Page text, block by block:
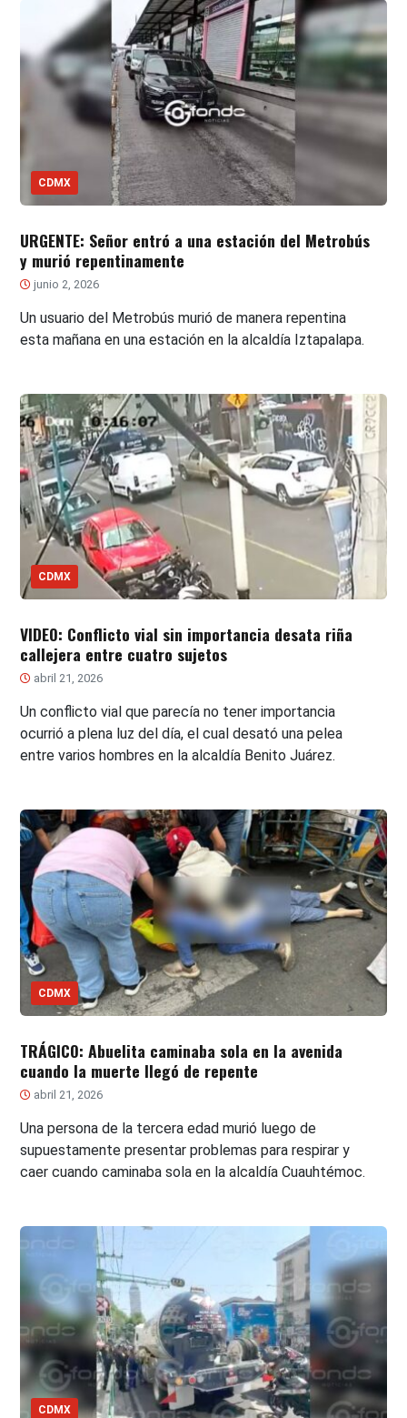
CDMX
URGENTE: Señor entró a una estación del Metrobús
y murió repentinamente
junio 2, 2026
Un usuario del Metrobús murió de manera repentina
esta mañana en una estación en la alcaldía Iztapalapa.
CDMX
VIDEO: Conflicto vial sin importancia desata riña
callejera entre cuatro sujetos
abril 21, 2026
Un conflicto vial que parecía no tener importancia
ocurrió a plena luz del día, el cual desató una pelea
entre varios hombres en la alcaldía Benito Juárez.
CDMX
TRÁGICO: Abuelita caminaba sola en la avenida
cuando la muerte llegó de repente
abril 21, 2026
Una persona de la tercera edad murió luego de
supuestamente presentar problemas para respirar y
caer cuando caminaba sola en la alcaldía Cuauhtémoc.
CDMX